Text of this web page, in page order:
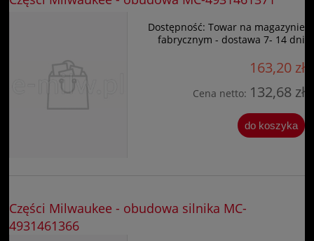
Dostępność: Towar na magazynie
fabrycznym - dostawa 7- 14 dni
163,20 zł
Cena netto: 132,68 zł
do koszyka
Części Milwaukee - obudowa silnika MC-
4931461366